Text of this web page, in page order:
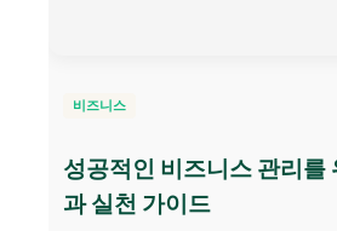
비즈니스
성공적인 비즈니스 관리를
과 실천 가이드